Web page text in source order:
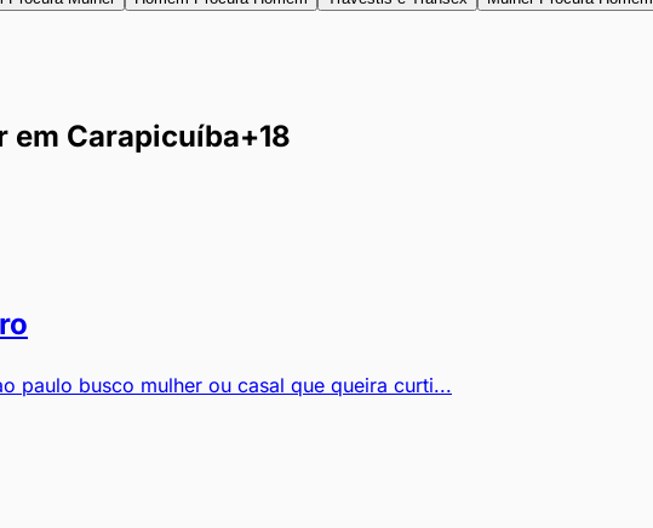
em Carapicuíba+18
paulo busco mulher ou casal que queira curti...